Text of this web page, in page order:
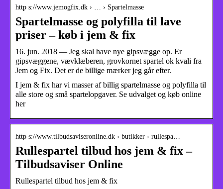
http s://www.jemogfix.dk › … › Spartelmasse
Spartelmasse og polyfilla til lave
priser – køb i jem & fix
16. jun. 2018 — Jeg skal have nye gipsvægge op. Er
gipsvæggene, vævklæberen, grovkornet spartel ok kvali fra
Jem og Fix. Det er de billige mærker jeg går efter.
I jem & fix har vi masser af billig spartelmasse og polyfilla til
alle store og små spartelopgaver. Se udvalget og køb online
her
http s://www.tilbudsaviseronline.dk › butikker › rullespa…
Rullespartel tilbud hos jem & fix –
Tilbudsaviser Online
Rullespartel tilbud hos jem & fix